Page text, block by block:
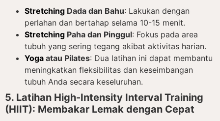
Stretching Dada dan Bahu: Lakukan dengan
perlahan dan bertahap selama 10-15 menit.
Stretching Paha dan Pinggul: Fokus pada area
tubuh yang sering tegang akibat aktivitas harian.
Yoga atau Pilates: Dua latihan ini dapat membantu
meningkatkan fleksibilitas dan keseimbangan
tubuh Anda secara keseluruhan.
5. Latihan High-Intensity Interval Training
(HIIT): Membakar Lemak dengan Cepat